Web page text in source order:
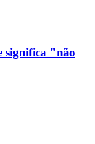
significa "não